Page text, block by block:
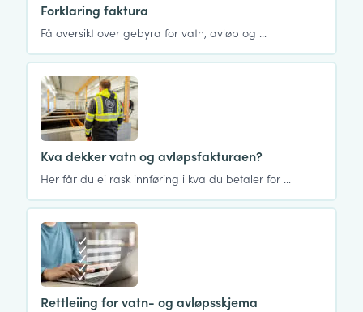
Forklaring faktura
Få oversikt over gebyra for vatn, avløp og …
Kva dekker vatn og avløpsfakturaen?
Her får du ei rask innføring i kva du betaler for …
Rettleiing for vatn- og avløpsskjema